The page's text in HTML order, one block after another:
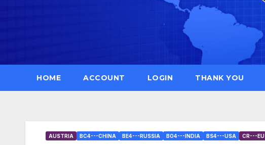
HOME ACCOUNT LOGIN THANK YOU
AUSTRIA BC4---CHINA BE4---RUSSIA BO4---INDIA BS4---USA CR---EU